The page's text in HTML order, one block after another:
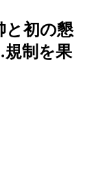
と初の懇
制を果